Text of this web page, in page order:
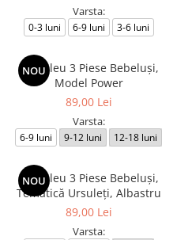
Varsta:
0-3 luni 6-9 luni 3-6 luni
NOU
Compleu 3 Piese Bebeluși,
Model Power
89,00 Lei
Varsta:
6-9 luni 9-12 luni 12-18 luni
NOU
Compleu 3 Piese Bebeluși,
Tematică Ursuleți, Albastru
89,00 Lei
Varsta: